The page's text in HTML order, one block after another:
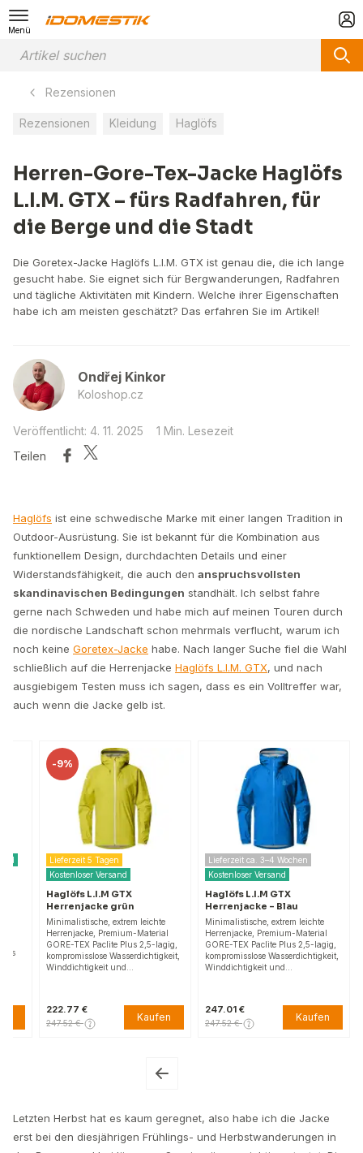
Menü
Rezensionen
Rezensionen Kleidung Haglöfs
Herren-Gore-Tex-Jacke Haglöfs
L.I.M. GTX – fürs Radfahren, für
die Berge und die Stadt
Die Goretex-Jacke Haglöfs L.I.M. GTX ist genau die, die ich lange
gesucht habe. Sie eignet sich für Bergwanderungen, Radfahren
und tägliche Aktivitäten mit Kindern. Welche ihrer Eigenschaften
habe ich am meisten geschätzt? Das erfahren Sie im Artikel!
Ondřej Kinkor
Koloshop.cz
Veröffentlicht: 4. 11. 2025
1 Min. Lesezeit
Teilen
Haglöfs ist eine schwedische Marke mit einer langen Tradition in
Outdoor-Ausrüstung. Sie ist bekannt für die Kombination aus
funktionellem Design, durchdachten Details und einer
Widerstandsfähigkeit, die auch den anspruchsvollsten
skandinavischen Bedingungen standhält. Ich selbst fahre
gerne nach Schweden und habe mich auf meinen Touren durch
die nordische Landschaft schon mehrmals verflucht, warum ich
noch keine Goretex-Jacke habe. Nach langer Suche fiel die Wahl
schließlich auf die Herrenjacke Haglöfs L.I.M. GTX, und nach
ausgiebigem Testen muss ich sagen, dass es ein Volltreffer war,
auch wenn die Jacke gelb ist.
Versand
- 9%
Lieferzeit 5 Tagen
Kostenloser Versand
Haglöfs L.I.M GTX
Herrenjacke grün
Minimalistische, extrem leichte
Herrenjacke, Premium-Material
GORE-TEX Paclite Plus 2,5-lagig,
kompromisslose Wasserdichtigkeit,
Winddichtigkeit und…
222.77 €
247.52 € Kaufen
Lieferzeit ca. 3–4 Wochen
Kostenloser Versand
Haglöfs L.I.M GTX
Herrenjacke – Blau
Minimalistische, extrem leichte
Herrenjacke, Premium-Material
GORE-TEX Paclite Plus 2,5-lagig,
kompromisslose Wasserdichtigkeit,
Winddichtigkeit und…
247.01 €
247.52 € Kaufen
Letzten Herbst hat es kaum geregnet, also habe ich die Jacke
erst bei den diesjährigen Frühlings- und Herbstwanderungen in